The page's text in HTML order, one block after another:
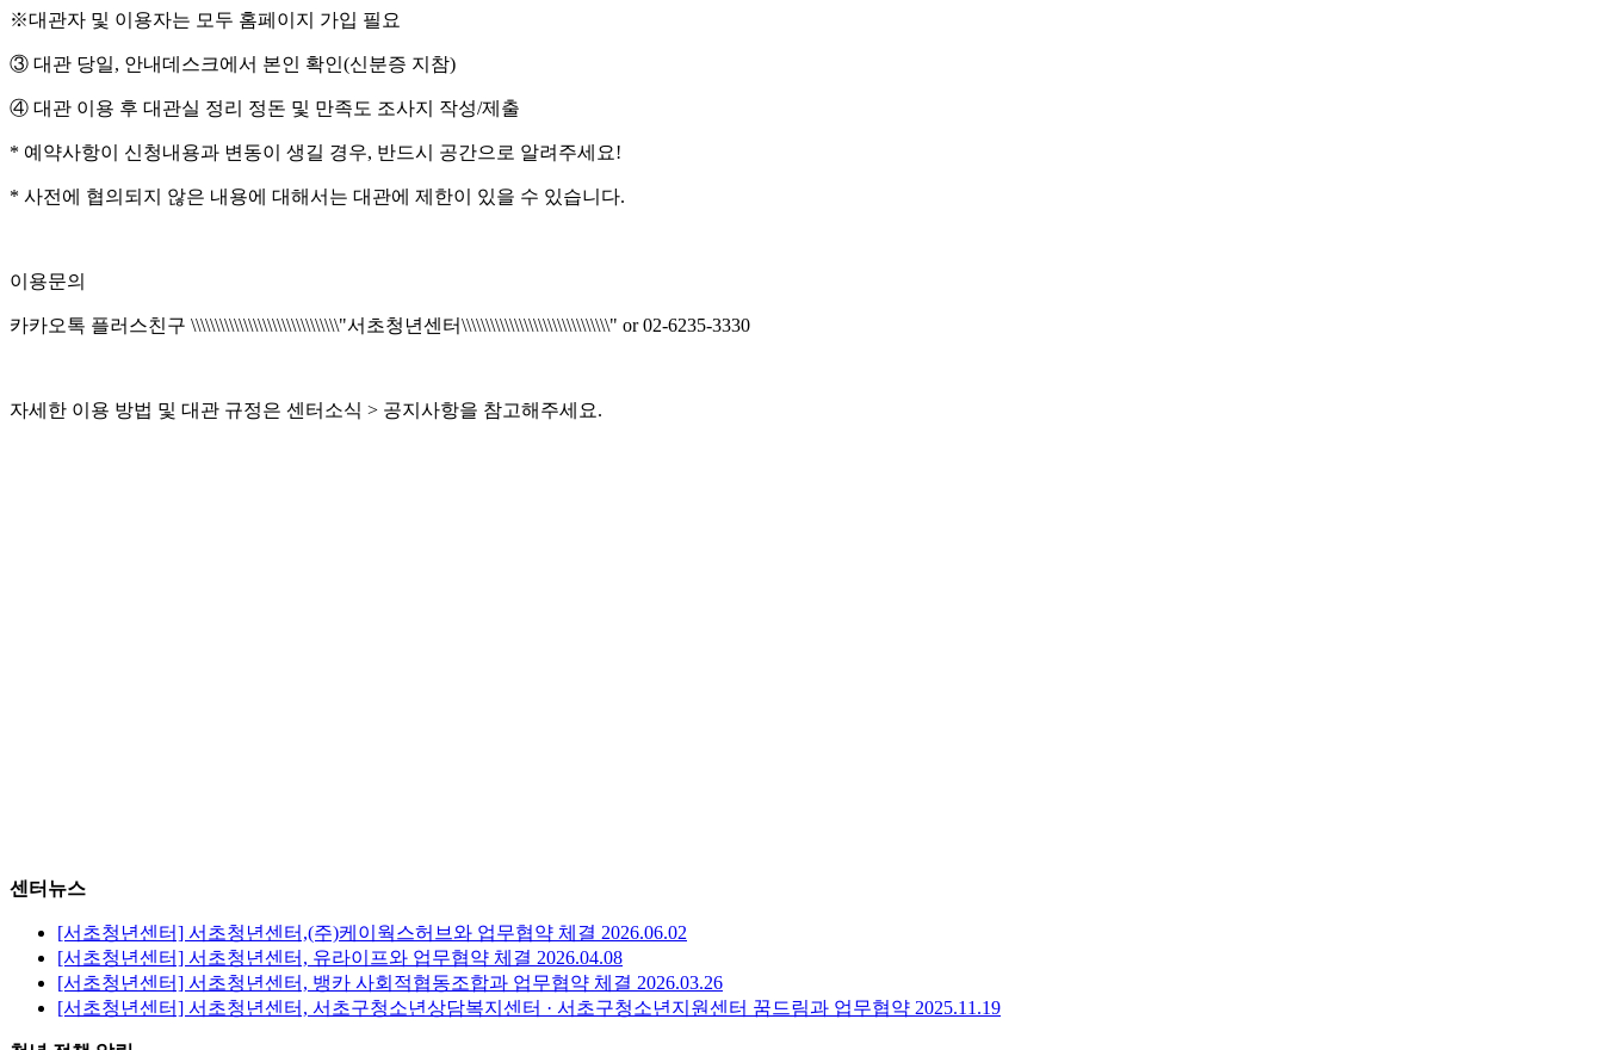
※대관자 및 이용자는 모두 홈페이지 가입 필요
③ 대관 당일, 안내데스크에서 본인 확인(신분증 지참)
④ 대관 이용 후 대관실 정리 정돈 및 만족도 조사지 작성/제출
* 예약사항이 신청내용과 변동이 생길 경우, 반드시 공간으로 알려주세요!
* 사전에 협의되지 않은 내용에 대해서는 대관에 제한이 있을 수 있습니다.
이용문의
카카오톡 플러스친구 \\\\\\\\\\\\\\\\\\\\\\\\\\\\\\\"서초청년센터\\\\\\\\\\\\\\\\\\\\\\\\\\\\\\\" or 02-6235-3330
자세한 이용 방법 및 대관 규정은 센터소식 > 공지사항을 참고해주세요.
※ 대관이용인원 70%이상 청년층 확인
※대관자 및 이용자는 모두 홈페이지 가입 필요
③ 대관 당일, 인포데스크에서 신청자 본인 확인(신분증 지참)
④ 대관 이용 후 대관실 정리 정돈 및 만족도 조사지 작성/제출
* 예약사항이 신청내용과 변동이 생길 경우, 반드시 공간으로 알려주세요!
이용문의
※대관자 및 이용자는 모두 홈페이지 가입 필요
③ 대관 당일, 안내데스크에서 본인 확인(신분증 지참)
④ 대관 이용 후 대관실 정리 정돈 및 만족도 조사지 작성/제출
* 예약사항이 신청내용과 변동이 생길 경우, 반드시 공간으로 알려주세요!
* 사전에 협의되지 않은 내용에 대해서는 대관에 제한이 있을 수 있습니다.
이용문의
카카오톡 플러스친구 \"서초청년센터\" or 02-6235-3330
자세한 이용 방법 및 대관 규정은 센터소식 > 공지사항을 참고해주세요.
이용문의
카카오톡 플러스친구 \"서초청년센터\" or 02-6235-3330
자세한 이용 방법 및 대관 규정은 센터소식 > 공지사항을 참고해주세요.
※ 대관이용인원 70%이상 청년층 확인
※대관자 및 이용자는 모두 홈페이지 가입 필요
③ 대관 당일, 안내데스크에서 본인 확인(신분증 지참)
④ 대관 이용 후 대관실 정리 정돈 및 만족도 조사지 작성/제출
* 예약사항이 신청내용과 변동이 생길 경우, 반드시 공간으로 알려주세요!
이용문의
※ 대관이용인원 70%이상 청년층 확인
※대관자 및 이용자는 모두 홈페이지 가입 필요
③ 대관 당일, 안내데스크에서 본인 확인(신분증 지참)
④ 대관 이용 후 대관실 정리 정돈 및 만족도 조사지 작성/제출
* 예약사항이 신청내용과 변동이 생길 경우, 반드시 공간으로 알려주세요!
이용문의
※대관자 및 이용자는 모두 홈페이지 가입 필요
③ 대관 당일, 안내데스크에서 본인 확인(신분증 지참)
④ 대관 이용 후 대관실 정리 정돈 및 만족도 조사지 작성/제출
* 예약사항이 신청내용과 변동이 생길 경우, 반드시 공간으로 알려주세요!
* 사전에 협의되지 않은 내용에 대해서는 대관에 제한이 있을 수 있습니다.
이용문의
카카오톡 플러스친구 \\\"서초청년센터\\\" or 02-6235-3330
자세한 이용 방법 및 대관 규정은 센터소식 > 공지사항을 참고해주세요.
※대관자 및 이용자는 모두 홈페이지 가입 필요
③ 대관 당일, 안내데스크에서 본인 확인(신분증 지참)
④ 대관 이용 후 대관실 정리 정돈 및 만족도 조사지 작성/제출
* 예약사항이 신청내용과 변동이 생길 경우, 반드시 공간으로 알려주세요!
* 사전에 협의되지 않은 내용에 대해서는 대관에 제한이 있을 수 있습니다.
이용문의
카카오톡 플러스친구 \\\"서초청년센터\\\" or 02-6235-3330
자세한 이용 방법 및 대관 규정은 센터소식 > 공지사항을 참고해주세요.
※대관자 및 이용자는 모두 홈페이지 가입 필요
③ 대관 당일, 안내데스크에서 본인 확인(신분증 지참)
④ 대관 이용 후 대관실 정리 정돈 및 만족도 조사지 작성/제출
* 예약사항이 신청내용과 변동이 생길 경우, 반드시 공간으로 알려주세요!
* 사전에 협의되지 않은 내용에 대해서는 대관에 제한이 있을 수 있습니다.
이용문의
카카오톡 플러스친구 \\\\\\\\\\\\\\\"서초청년센터\\\\\\\\\\\\\\\" or 02-6235-3330
자세한 이용 방법 및 대관 규정은 센터소식 > 공지사항을 참고해주세요.
※대관자 및 이용자는 모두 홈페이지 가입 필요
③ 대관 당일, 안내데스크에서 본인 확인(신분증 지참)
④ 대관 이용 후 대관실 정리 정돈 및 만족도 조사지 작성/제출
* 예약사항이 신청내용과 변동이 생길 경우, 반드시 공간으로 알려주세요!
* 사전에 협의되지 않은 내용에 대해서는 대관에 제한이 있을 수 있습니다.
이용문의
카카오톡 플러스친구 \"서초청년센터\" or 02-6235-3330
자세한 이용 방법 및 대관 규정은 센터소식 > 공지사항을 참고해주세요.
센터뉴스
[서초청년센터] 서초청년센터,(주)케이웍스허브와 업무협약 체결 2026.06.02
[서초청년센터] 서초청년센터, 유라이프와 업무협약 체결 2026.04.08
[서초청년센터] 서초청년센터, 뱅카 사회적협동조합과 업무협약 체결 2026.03.26
[서초청년센터] 서초청년센터, 서초구청소년상담복지센터 · 서초구청소년지원센터 꿈드림과 업무협약 2025.11.19